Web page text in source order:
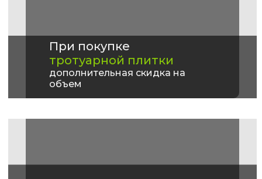
При покупке
тротуарной плитки
дополнительная скидка на
объем